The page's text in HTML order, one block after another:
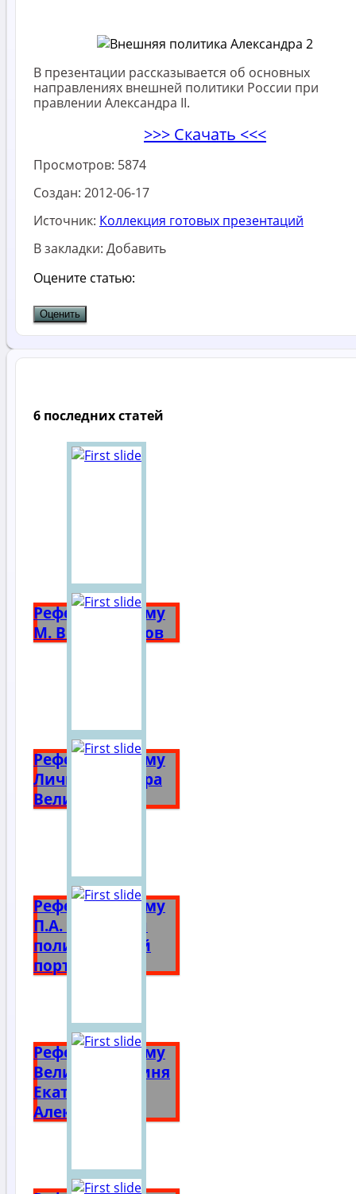
В презентации рассказывается об основных
направлениях внешней политики России при
правлении Александра II.
>>> Скачать <<<
Просмотров: 5874
Создан: 2012-06-17
Источник: Коллекция готовых презентаций
В закладки: Добавить
Оцените статью:
6 последних статей
Реферат на тему
М. В. Ломоносов
Реферат на тему
Личность Петра
Великого
Реферат на тему
П.А. Столыпин
политический
портрет
Реферат на тему
Великая княгиня
Екатерина
Алексеевна